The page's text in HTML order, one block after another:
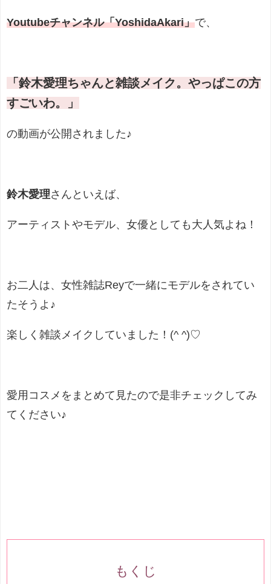
Youtubeチャンネル「YoshidaAkari」で、
「鈴木愛理ちゃんと雑談メイク。やっぱこの方
すごいわ。
」
の動画が公開されました♪
鈴木愛理さんといえば、
アーティストやモデル、女優としても大人気よね！
お二人は、女性雑誌Reyで一緒にモデルをされてい
たそうよ♪
楽しく雑談メイクしていました！(^ ^)♡
愛用コスメをまとめて見たので是非チェックしてみ
てください♪
もくじ